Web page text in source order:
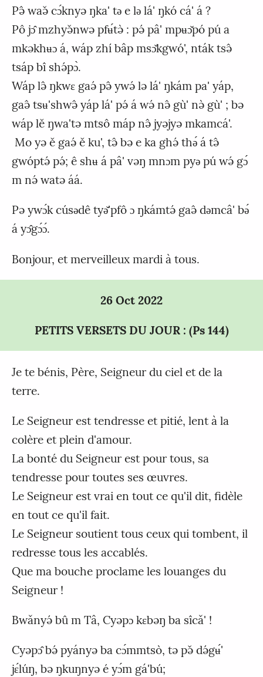
Pə̂ waə̌ cɔ́knyə ŋka' tǝ e lǝ lá' ŋkó cá' á ?
Pô jɔ̂ mzhyə̌nwə pfʉ́tə̀ : pə́ pâ' mpʉɔ̌pó pú a
mkəkhʉɔ á, wáp zhí bâp msɔ̌kgwó', nták tsə̂
tsáp bî shə́pɔ̀.
Wáp lə̂ ŋkwɛ gaə́ pə̂ ywə́ lə lá' ŋkám pa' yáp,
gaə̂ tsʉ'shwə̂ yáp lá' pə́ á wə́ nə̂ gù' nə̀ gù' ; bə
wáp lě ŋwa'tə mtsô máp nə̂ jyəjyə mkamcá'.
Mo yə ě gaə́ ě ku', tə̂ bə e ka ghə́ thǝ́ á tə̂
gwóptə́ pə́; ê shʉ á pâ' vəŋ mnɔm pyǝ pú wə́ gɔ́
m nə́ watə áá.
Pə ywɔ́k cúsǝdê tyǝ̌'pfô ɔ ŋkámtə́ gaə̂ dǝmcâ' bǝ́
á yɔ̂gɔ́ɔ́.
Bonjour, et merveilleux mardi à tous.
26 Oct 2022
PETITS VERSETS DU JOUR : (Ps 144)
Je te bénis, Père, Seigneur du ciel et de la
terre.
Le Seigneur est tendresse et pitié, lent à la
colère et plein d'amour.
La bonté du Seigneur est pour tous, sa
tendresse pour toutes ses œuvres.
Le Seigneur est vrai en tout ce qu'il dit, fidèle
en tout ce qu'il fait.
Le Seigneur soutient tous ceux qui tombent, il
redresse tous les accablés.
Que ma bouche proclame les louanges du
Seigneur !
Bwǎnyə́ bû m Tâ, Cyəpɔ kɛbəŋ ba sîcǎ' !
Cyəpɔ̂ bə́ pyányə ba cɔ́mmtsò, tə pə̌ də́gʉ́'
jɛ́lúŋ, bə ŋkuŋnyə é yɔ́m gá'bú;